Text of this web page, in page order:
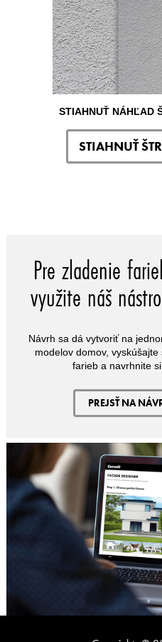
STIAHNUŤ NÁHĽAD
STIAHNUŤ
Pre zladenie
využite náš
Návrh sa dá vytvoriť na
modelov domov,
farieb a navrhnite
PREJSŤ NA